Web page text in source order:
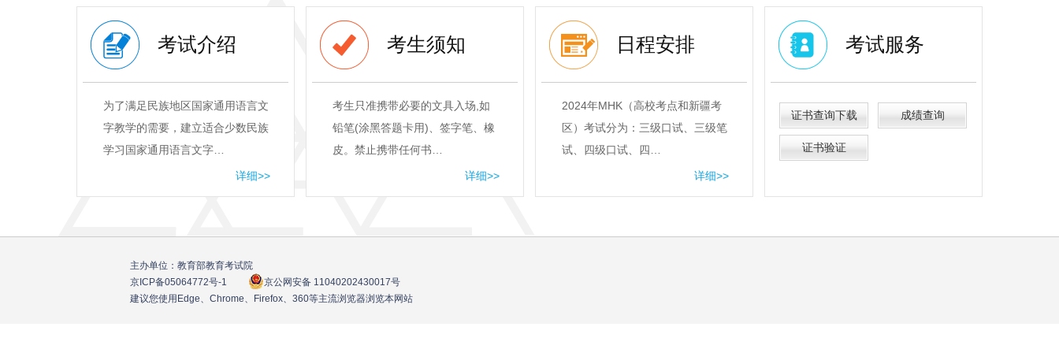
考试介绍
为了满足民族地区国家通用语言文
字教学的需要，建立适合少数民族
学习国家通用语言文字…
详细>>
考生须知
考生只准携带必要的文具入场,如
铅笔(涂黑答题卡用)、签字笔、橡
皮。禁止携带任何书…
详细>>
日程安排
2024年MHK（高校考点和新疆考
区）考试分为：三级口试、三级笔
试、四级口试、四…
详细>>
考试服务
证书查询下载 成绩查询
证书验证
主办单位：教育部教育考试院
京ICP备05064772号-1
京公网安备 11040202430017号
建议您使用Edge、Chrome、Firefox、360等主流浏览器浏览本网站